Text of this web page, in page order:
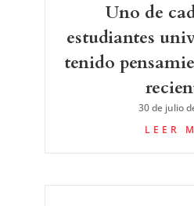
Uno de
estudiantes
tenido
30 de julio
LEER